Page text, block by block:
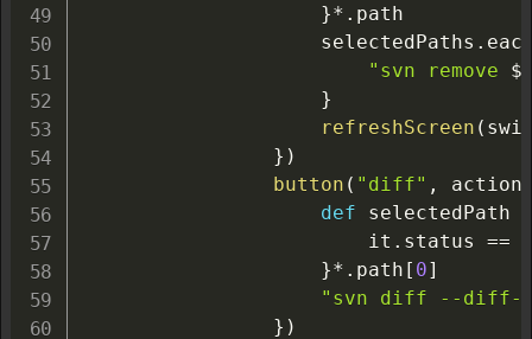
}*. path
                    selectedPaths
.
"svn remove
}
refreshScreen (
} )
button ( "diff" ,
def selectedPath
                        it
. status ==
}*. path [ 0]
"svn diff --diff-
} )